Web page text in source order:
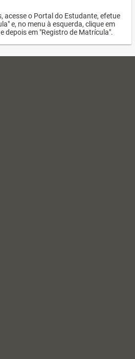
acesse o Portal do Estudante, efetue
e, no menu à esquerda, clique em
depois em "Registro de Matrícula".